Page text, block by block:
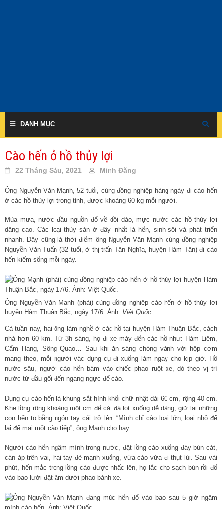
DANH MỤC
Cào hến ở hồ thủy lợi
22 Tháng Sáu, 2021 Minh Đăng
Ông Nguyễn Văn Mạnh, 52 tuổi, cùng đồng nghiệp hàng ngày đi cào hến
ở các hồ thủy lợi trong tỉnh, được khoảng 60 kg mỗi người.
Mùa mưa, nước đầu nguồn đổ về dồi dào, mực nước các hồ thủy lợi
dâng cao. Các loại thủy sản ở đây, nhất là hến, sinh sôi và phát triển
nhanh. Đây cũng là thời điểm ông Nguyễn Văn Mạnh cùng đồng nghiệp
Nguyễn Văn Tuấn (32 tuổi, ở thị trấn Tân Nghĩa, huyện Hàm Tân) đi cào
hến kiếm sống mỗi ngày.
Ông Nguyễn Văn Mạnh (phải) cùng đồng nghiệp cào hến ở hồ thủy lợi
huyện Hàm Thuận Bắc, ngày 17/6. Ảnh: Việt Quốc.
Cả tuần nay, hai ông làm nghề ở các hồ tại huyện Hàm Thuận Bắc, cách
nhà hơn 60 km. Từ 3h sáng, họ đi xe máy đến các hồ như: Hàm Liêm,
Cẩm Hang, Sông Quao… Sau khi ăn sáng chóng vánh với hộp cơm
mang theo, mỗi người vác dụng cụ đi xuống làm ngay cho kịp giờ. Hồ
nước sâu, người cào hến bám vào chiếc phao ruột xe, dò theo vị trí
nước từ đầu gối đến ngang ngực để cào.
Dụng cụ cào hến là khung sắt hình khối chữ nhật dài 60 cm, rộng 40 cm.
Khe lồng rộng khoảng một cm để cát đá lọt xuống dễ dàng, giữ lại những
con hến to bằng ngón tay cái trở lên. “Mình chỉ cào loại lớn, loại nhỏ để
lại để mai mốt cào tiếp”, ông Mạnh cho hay.
Người cào hến ngâm mình trong nước, đặt lồng cào xuống đáy bùn cát,
cán áp trên vai, hai tay đè mạnh xuống, vừa cào vừa đi thụt lùi. Sau vài
phút, hến mắc trong lồng cào được nhấc lên, họ lắc cho sạch bùn rồi đổ
vào bao lưới đặt âm dưới phao bánh xe.